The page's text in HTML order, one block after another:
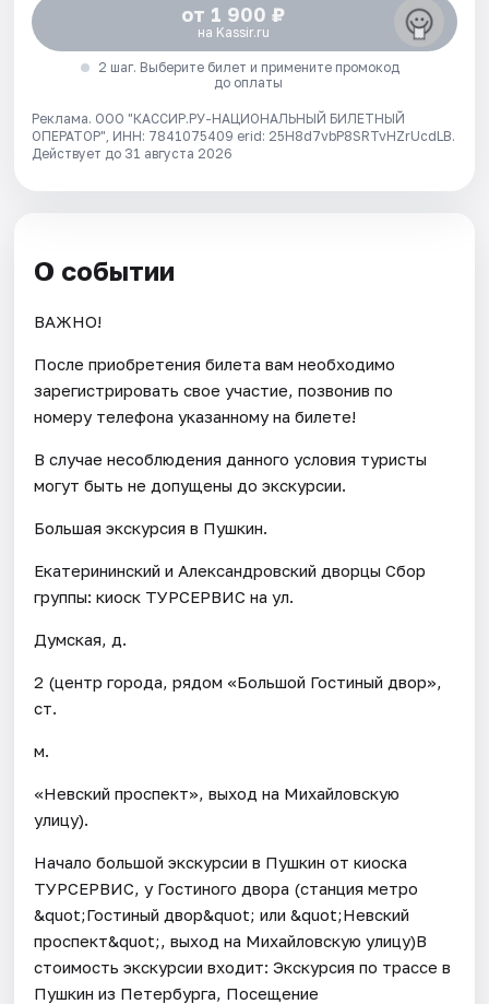
от 1 900 ₽
на Kassir.ru
2 шаг. Выберите билет и примените промокод
до оплаты
Реклама. ООО "КАССИР.РУ-НАЦИОНАЛЬНЫЙ БИЛЕТНЫЙ
ОПЕРАТОР", ИНН: 7841075409 erid: 25H8d7vbP8SRTvHZrUcdLB.
Действует до 31 августа 2026
О событии
ВАЖНО!
После приобретения билета вам необходимо
зарегистрировать свое участие, позвонив по
номеру телефона указанному на билете!
В случае несоблюдения данного условия туристы
могут быть не допущены до экскурсии.
Большая экскурсия в Пушкин.
Екатерининский и Александровский дворцы Сбор
группы: киоск ТУРСЕРВИС на ул.
Думская, д.
2 (центр города, рядом «Большой Гостиный двор»,
ст.
м.
«Невский проспект», выход на Михайловскую
улицу).
Начало большой экскурсии в Пушкин от киоска
ТУРСЕРВИС, у Гостиного двора (станция метро
&quot;Гостиный двор&quot; или &quot;Невский
проспект&quot;, выход на Михайловскую улицу)В
стоимость экскурсии входит: Экскурсия по трассе в
Пушкин из Петербурга, Посещение